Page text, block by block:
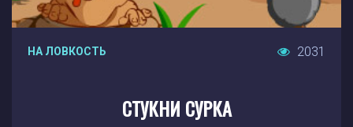
НА ЛОВКОСТЬ 2031
СТУКНИ СУРКА